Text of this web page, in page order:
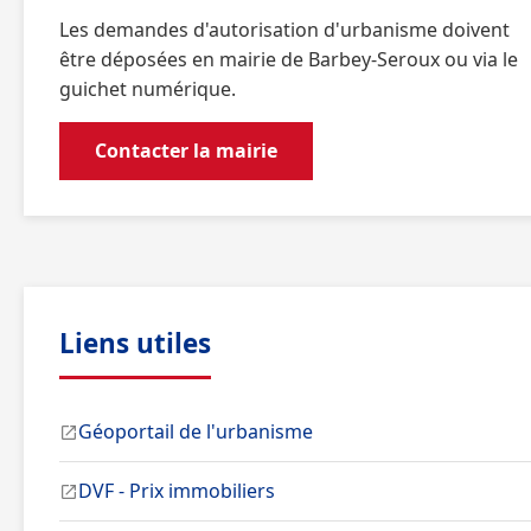
Les demandes d'autorisation d'urbanisme doivent
être déposées en mairie de Barbey-Seroux ou via le
guichet numérique.
Contacter la mairie
Liens utiles
Géoportail de l'urbanisme
DVF - Prix immobiliers